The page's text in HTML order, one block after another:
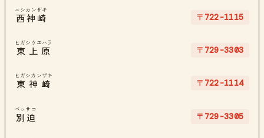
西神崎
ニシカンザキ
〒722-1115
東上原
ヒガシウエハラ
〒729-3303
東神崎
ヒガシカンザキ
〒722-1114
別迫
ベッサコ
〒729-3305